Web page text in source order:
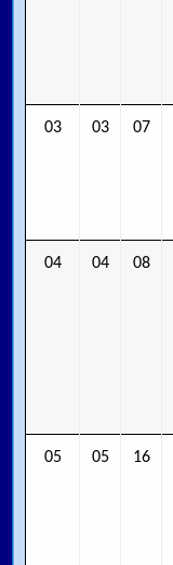
03 03 07
04 04 08
05 05 16